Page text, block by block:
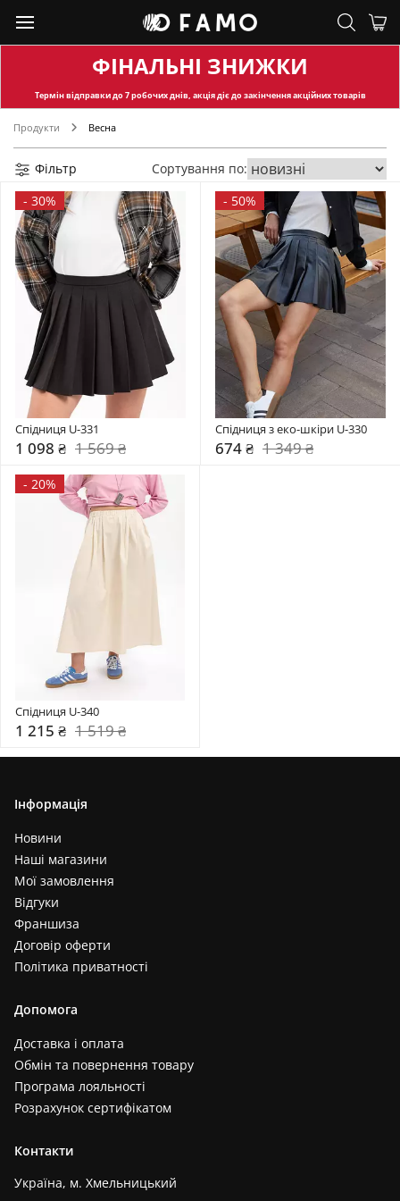
ФІНАЛЬНІ ЗНИЖКИ
Термін відправкидо 7 робочих днів, акція діє до закінчення акційних товарів
Продукти Весна
Фільтр
Сортування по:
- 30%
Спідниця U-331
1 098 ₴ 1 569 ₴
- 50%
Спідниця з еко-шкіри U-330
674 ₴ 1 349 ₴
- 20%
Спідниця U-340
1 215 ₴ 1 519 ₴
Інформація
Новини
Наші магазини
Мої замовлення
Відгуки
Франшиза
Договір оферти
Політика приватності
Допомога
Доставка і оплата
Обмін та повернення товару
Програма лояльності
Розрахунок сертифікатом
Контакти
Україна, м. Хмельницький